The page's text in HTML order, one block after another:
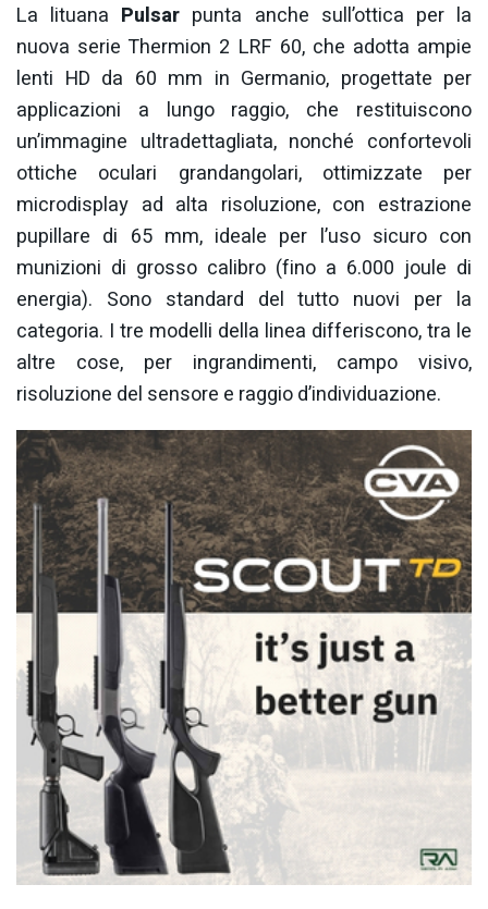
La lituana Pulsar punta anche sull’ottica per la
nuova serie Thermion 2 LRF 60, che adotta ampie
lenti HD da 60 mm in Germanio, progettate per
applicazioni a lungo raggio, che restituiscono
un’immagine ultradettagliata, nonché confortevoli
ottiche oculari grandangolari, ottimizzate per
microdisplay ad alta risoluzione, con estrazione
pupillare di 65 mm, ideale per l’uso sicuro con
munizioni di grosso calibro (fino a 6.000 joule di
energia). Sono standard del tutto nuovi per la
categoria. I tre modelli della linea differiscono, tra le
altre cose, per ingrandimenti, campo visivo,
risoluzione del sensore e raggio d’individuazione.